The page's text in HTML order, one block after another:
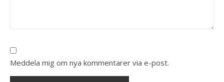
Meddela mig om nya kommentarer via e-post.